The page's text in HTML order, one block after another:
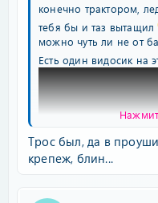
конечно трактором,
тебя бы и таз вытащил
можно чуть ли не от
Есть один видосик на
Трос был, да в
крепеж, блин...